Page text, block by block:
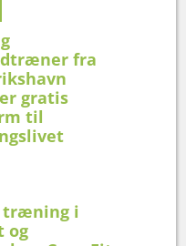
fra
gratis
til
træning i
og